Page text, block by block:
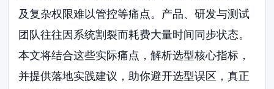
及复杂权限难以管控等痛点。产品、研发与测试
团队往往因系统割裂而耗费大量时间同步状态。
本文将结合这些实际痛点，解析选型核心指标，
并提供落地实践建议，助你避开选型误区，真正